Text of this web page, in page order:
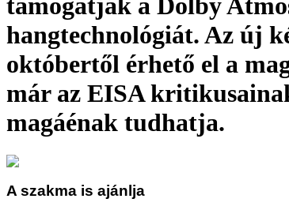
támogatják a Dolby
hangtechnológiát. Az új
októbertől érhető el a
már az EISA
magáénak tudhatja.
A szakma is ajánlja